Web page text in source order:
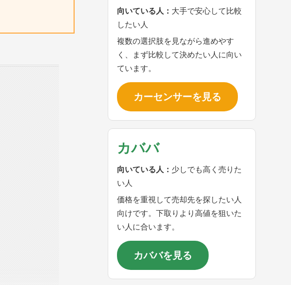
向いている人： 大手で安心して比較
したい人
複数の選択肢を見ながら進めやす
く、まず比較して決めたい人に向い
ています。
カーセンサーを見る
カババ
向いている人： 少しでも高く売りた
い人
価格を重視して売却先を探したい人
向けです。下取りより高値を狙いた
い人に合います。
カババを見る